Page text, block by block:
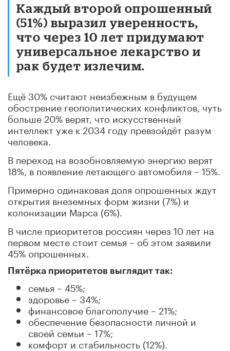
Каждый второй опрошенный
(51%) выразил уверенность,
что через 10 лет придумают
универсальное лекарство и
рак будет излечим.
Ещё 30% считают неизбежным в будущем
обострение геополитических конфликтов, чуть
больше 20% верят, что искусственный
интеллект уже к 2034 году превзойдёт разум
человека.
В переход на возобновляемую энергию верят
18%, в появление летающего автомобиля – 15%.
Примерно одинаковая доля опрошенных ждут
открытия внеземных форм жизни (7%) и
колонизации Марса (6%).
В числе приоритетов россиян через 10 лет на
первом месте стоит семья – об этом заявили
45% опрошенных.
Пятёрка приоритетов выглядит так:
семья – 45%;
здоровье – 34%;
финансовое благополучие – 21%;
обеспечение безопасности личной и
своей семьи – 17%;
комфорт и стабильность (12%).